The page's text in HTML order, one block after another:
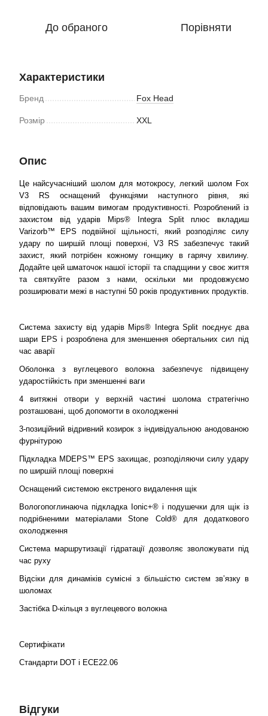
До обраного Порівняти
Характеристики
Бренд Fox Head
Розмір XXL
Опис
Це найсучасніший шолом для мотокросу, легкий шолом Fox
V3 RS оснащений функціями наступного рівня, які
відповідають вашим вимогам продуктивності. Розроблений із
захистом від ударів Mips® Integra Split плюс вкладиш
Varizorb™ EPS подвійної щільності, який розподіляє силу
удару по ширшій площі поверхні, V3 RS забезпечує такий
захист, який потрібен кожному гонщику в гарячу хвилину.
Додайте цей шматочок нашої історії та спадщини у своє життя
та святкуйте разом з нами, оскільки ми продовжуємо
розширювати межі в наступні 50 років продуктивних продуктів.
Система захисту від ударів Mips® Integra Split поєднує два
шари EPS і розроблена для зменшення обертальних сил під
час аварії
Оболонка з вуглецевого волокна забезпечує підвищену
ударостійкість при зменшенні ваги
4 витяжні отвори у верхній частині шолома стратегічно
розташовані, щоб допомогти в охолодженні
3-позиційний відривний козирок з індивідуальною анодованою
фурнітурою
Підкладка MDEPS™ EPS захищає, розподіляючи силу удару
по ширшій площі поверхні
Оснащений системою екстреного видалення щік
Вологопоглинаюча підкладка Ionic+® і подушечки для щік із
подрібненими матеріалами Stone Cold® для додаткового
охолодження
Система маршрутизації гідратації дозволяє зволожувати під
час руху
Відсіки для динаміків сумісні з більшістю систем зв’язку в
шоломах
Застібка D-кільця з вуглецевого волокна
Сертифікати
Стандарти DOT і ECE22.06
Відгуки